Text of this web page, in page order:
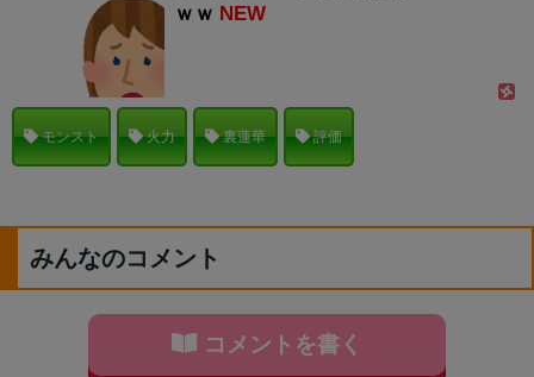
ｗｗ NEW
モンスト 火力 裏蓮華 評価
みんなのコメント
コメントを書く